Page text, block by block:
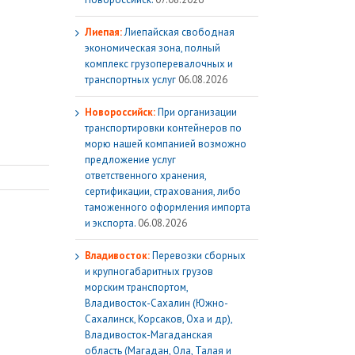
Лиепая:Лиепайская свободная
экономическая зона, полный
комплекс грузoперевалочных и
транспортных услуг 06.08.2026
Новороссийск:При организации
транспортировки контейнеров по
морю нашей компанией возможно
предложение услуг
ответственного хранения,
сертификации, страхования, либо
таможенного оформления импорта
и экспорта. 06.08.2026
Владивосток:Перевозки сборных
и крупногабаритных грузов
морским транспортом,
Владивосток-Сахалин (Южно-
Сахалинск, Корсаков, Оха и др),
Владивосток-Магаданская
область (Магадан, Ола, Талая и